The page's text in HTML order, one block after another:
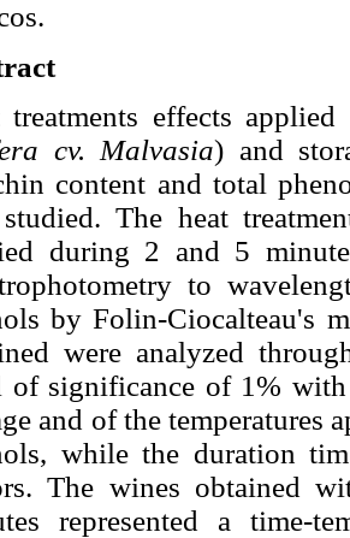
treatments effects
cv. Malvasia) and
content and total
The heat
during 2 and 5
to
by Folin-Ciocalteau's
were analyzed
of significance of 1%
and of the temperatures
while the duration
The wines obtained
represented a time-